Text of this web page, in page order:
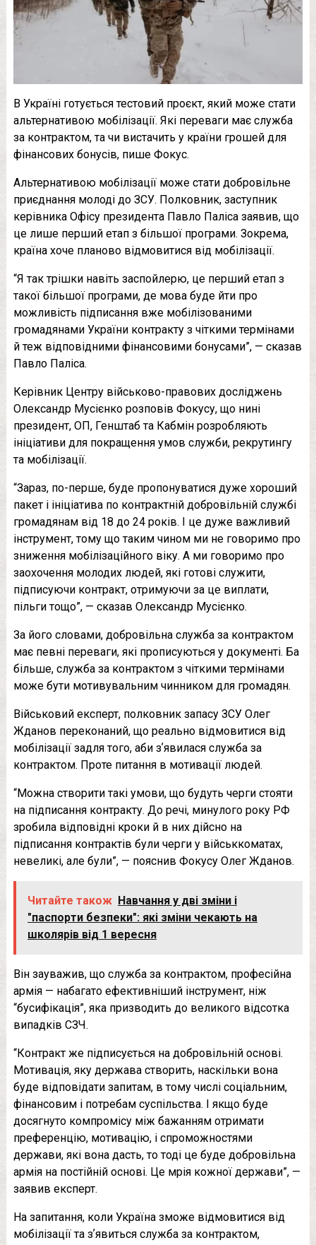
В Україні готується тестовий проєкт, який може стати
альтернативою мобілізації. Які переваги має служба
за контрактом, та чи вистачить у країни грошей для
фінансових бонусів, пише Фокус.
Альтернативою мобілізації може стати добровільне
приєднання молоді до ЗСУ. Полковник, заступник
керівника Офісу президента Павло Паліса заявив, що
це лише перший етап з більшої програми. Зокрема,
країна хоче планово відмовитися від мобілізації.
“Я так трішки навіть заспойлерю, це перший етап з
такої більшої програми, де мова буде йти про
можливість підписання вже мобілізованими
громадянами України контракту з чіткими термінами
й теж відповідними фінансовими бонусами”, — сказав
Павло Паліса.
Керівник Центру військово-правових досліджень
Олександр Мусієнко розповів Фокусу, що нині
президент, ОП, Генштаб та Кабмін розробляють
ініціативи для покращення умов служби, рекрутингу
та мобілізації.
“Зараз, по-перше, буде пропонуватися дуже хороший
пакет і ініціатива по контрактній добровільній службі
громадянам від 18 до 24 років. І це дуже важливий
інструмент, тому що таким чином ми не говоримо про
зниження мобілізаційного віку. А ми говоримо про
заохочення молодих людей, які готові служити,
підписуючи контракт, отримуючи за це виплати,
пільги тощо”, — сказав Олександр Мусієнко.
За його словами, добровільна служба за контрактом
має певні переваги, які прописуються у документі. Ба
більше, служба за контрактом з чіткими термінами
може бути мотивувальним чинником для громадян.
Військовий експерт, полковник запасу ЗСУ Олег
Жданов переконаний, що реально відмовитися від
мобілізації задля того, аби зʼявилася служба за
контрактом. Проте питання в мотивації людей.
“Можна створити такі умови, що будуть черги стояти
на підписання контракту. До речі, минулого року РФ
зробила відповідні кроки й в них дійсно на
підписання контрактів були черги у військкоматах,
невеликі, але були”, — пояснив Фокусу Олег Жданов.
Читайте також Навчання у дві зміни і
"паспорти безпеки": які зміни чекають на
школярів від 1 вересня
Він зауважив, що служба за контрактом, професійна
армія — набагато ефективніший інструмент, ніж
“бусифікація”, яка призводить до великого відсотка
випадків СЗЧ.
“Контракт же підписується на добровільній основі.
Мотивація, яку держава створить, наскільки вона
буде відповідати запитам, в тому числі соціальним,
фінансовим і потребам суспільства. І якщо буде
досягнуто компромісу між бажанням отримати
преференцію, мотивацію, і спроможностями
держави, які вона дасть, то тоді це буде добровільна
армія на постійній основі. Це мрія кожної держави”, —
заявив експерт.
На запитання, коли Україна зможе відмовитися від
мобілізації та зʼявиться служба за контрактом,